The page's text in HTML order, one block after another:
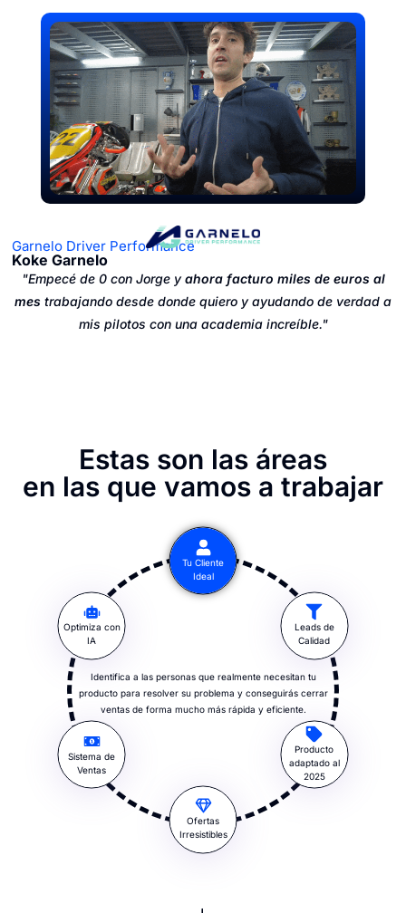
"Empecé de 0 con Jorge yahora facturo miles de euros al
mes trabajando desde donde quiero y ayudando de verdad a
mis pilotos con una academia increíble."
Koke Garnelo
Garnelo Driver Performance
Estas son las áreas
en las que vamos a trabajar
Tu Cliente
Ideal
Identifica a las personas que realmente necesitan tu
producto para resolver su problema y conseguirás cerrar
ventas de forma mucho más rápida y eficiente.
Leads de
Calidad
Producto
adaptado al
2025
Ofertas
Irresistibles
Sistema de
Ventas
Optimiza con
IA